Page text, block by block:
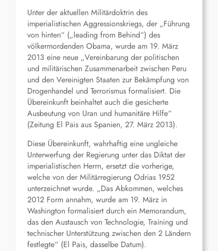
Unter der aktuellen Militärdoktrin des
imperialistischen Aggressionskriegs, der „Führung
von hinten“ („leading from Behind“) des
völkermordenden Obama, wurde am 19. März
2013 eine neue „Vereinbarung der politischen
und militärischen Zusammenarbeit zwischen Peru
und den Vereinigten Staaten zur Bekämpfung von
Drogenhandel und Terrorismus formalisiert. Die
Übereinkunft beinhaltet auch die gesicherte
Ausbeutung von Uran und humanitäre Hilfe“
(Zeitung El Pais aus Spanien, 27. März 2013).
Diese Übereinkunft, wahrhaftig eine ungleiche
Unterwerfung der Regierung unter das Diktat der
imperialistischen Herrn, ersetzt die vorherige,
welche von der Militärregierung Odrias 1952
unterzeichnet wurde. „Das Abkommen, welches
2012 Form annahm, wurde am 19. März in
Washington formalisiert durch ein Memorandum,
das den Austausch von Technologie, Training und
technischer Unterstützung zwischen den 2 Ländern
festlegte“ (El Pais, dasselbe Datum).